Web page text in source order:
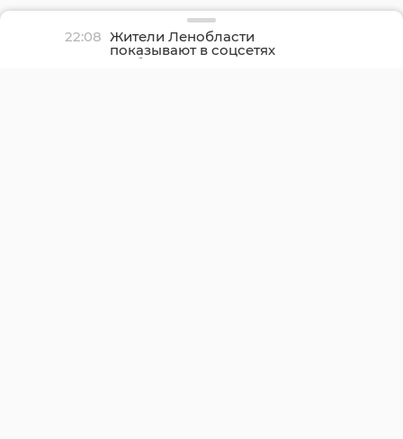
22:08 Жители Ленобласти
показывают в соцсетях
грибные трофеи